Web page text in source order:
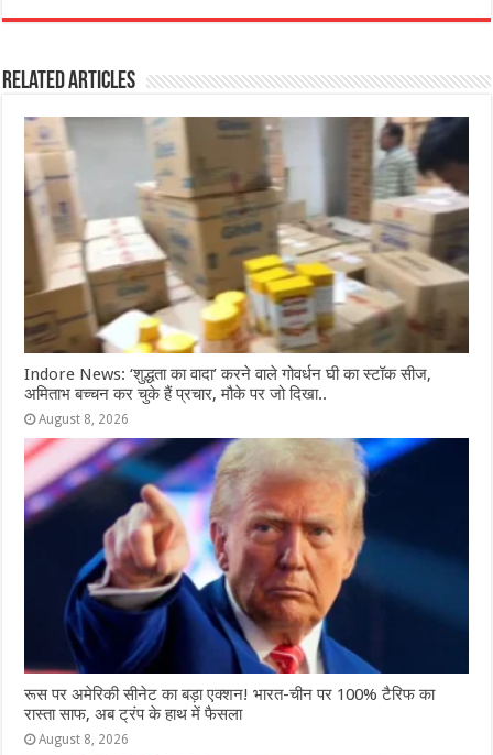
c
e
b
o
o
k
at
s
A
p
ss
n
g
e
r
itt
r
e
ra
m
ar
Related Articles
Indore News: ‘शुद्धता का वादा’ करने वाले गोवर्धन घी का स्टॉक सीज,
अमिताभ बच्चन कर चुके हैं प्रचार, मौके पर जो दिखा..
August 8, 2026
रूस पर अमेरिकी सीनेट का बड़ा एक्शन! भारत-चीन पर 100% टैरिफ का
रास्ता साफ, अब ट्रंप के हाथ में फैसला
August 8, 2026